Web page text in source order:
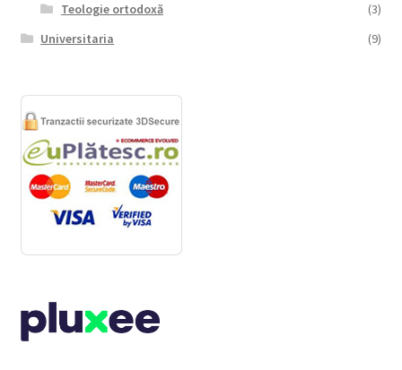
Teologie ortodoxă
(3)
Universitaria
(9)